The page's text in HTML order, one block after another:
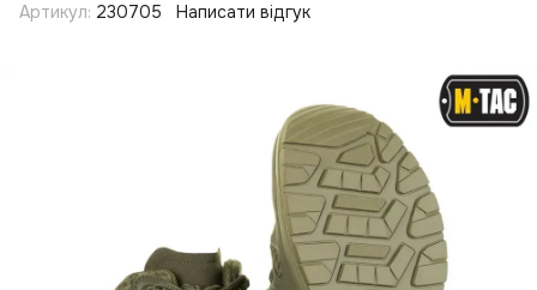
Артикул: 230705 Написати відгук